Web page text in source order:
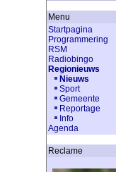
Menu
Startpagina
Programmering
RSM
Radiobingo
Regionieuws
Nieuws
Sport
Gemeente
Reportage
Info
Agenda
Reclame